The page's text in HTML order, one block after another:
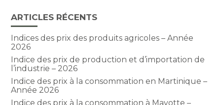
ARTICLES RÉCENTS
Indices des prix des produits agricoles – Année
2026
Indice des prix de production et d’importation de
l’industrie – 2026
Indice des prix à la consommation en Martinique –
Année 2026
Indice des prix à la consommation à Mayotte –